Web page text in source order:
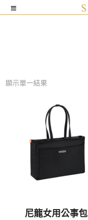
顯示單一結果
尼龍女用公事包